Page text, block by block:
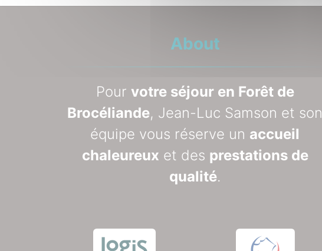
About
Pour votre séjour en Forêt de
Brocéliande, Jean-Luc Samson et son
équipe vous réserve un accueil
chaleureux et des prestations de
qualité.